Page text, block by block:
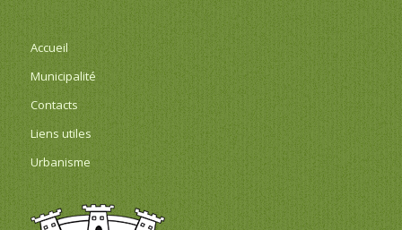
Accueil
Municipalité
Contacts
Liens utiles
Urbanisme